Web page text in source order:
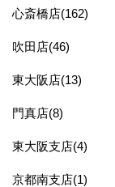
心斎橋店(162)
吹田店(46)
東大阪店(13)
門真店(8)
東大阪支店(4)
京都南支店(1)